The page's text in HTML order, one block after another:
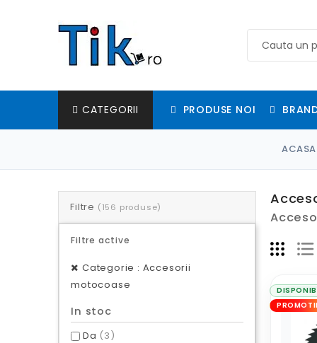
CATEGORII PRODUSE NOI
ACASA
Filtre (156 produse)
Filtre active
Categorie : Accesorii
motocoase
In stoc
Da (3)